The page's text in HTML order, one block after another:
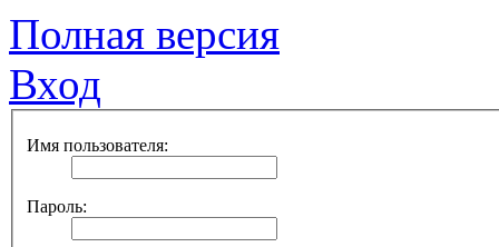
Полная версия
Вход
Имя пользователя:
Пароль: